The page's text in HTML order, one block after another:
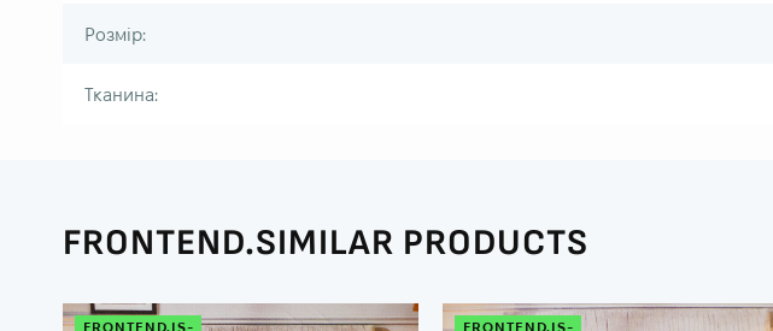
Розмір:
Тканина:
FRONTEND.SIMILAR PRODUCTS
FRONTEND.IS-
FRONTEND.IS-